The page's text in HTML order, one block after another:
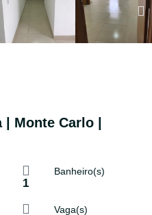
Monte Carlo |
1
Banheiro(s)
Vaga(s)